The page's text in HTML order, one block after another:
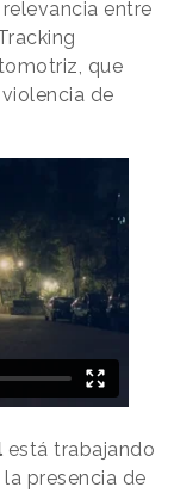
entre
que
de
está trabajando
presencia de